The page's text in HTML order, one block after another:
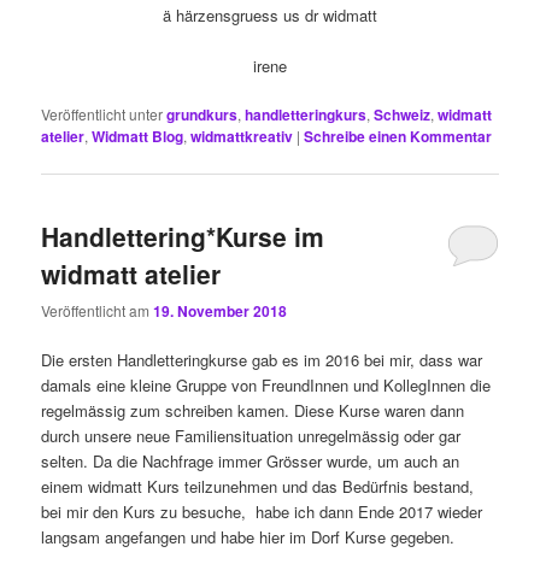
ä härzensgruess us dr widmatt
irene
Veröffentlicht untergrundkurs,handletteringkurs,Schweiz,widmatt
atelier,Widmatt Blog,widmattkreativ |Schreibe einen Kommentar
Handlettering*Kurse im
widmatt atelier
Veröffentlicht am19. November 2018
Die ersten Handletteringkurse gab es im 2016 bei mir, dass war
damals eine kleine Gruppe von FreundInnen und KollegInnen die
regelmässig zum schreiben kamen. Diese Kurse waren dann
durch unsere neue Familiensituation unregelmässig oder gar
selten. Da die Nachfrage immer Grösser wurde, um auch an
einem widmatt Kurs teilzunehmen und das Bedürfnis bestand,
bei mir den Kurs zu besuche, habe ich dann Ende 2017 wieder
langsam angefangen und habe hier im Dorf Kurse gegeben.